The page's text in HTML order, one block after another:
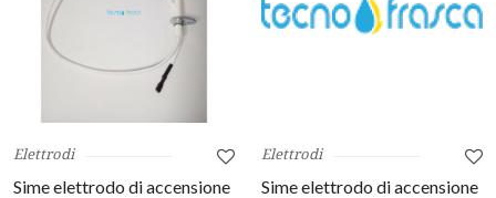
Elettrodi
Sime elettrodo di accensione
Elettrodi
Sime elettrodo di accensione